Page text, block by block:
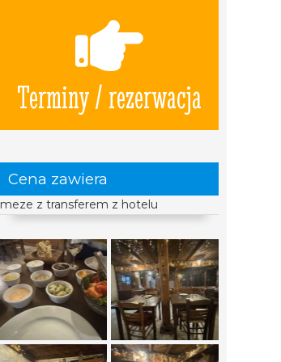
Terminy / rezerwacja
Cena zawiera
meze z transferem z hotelu